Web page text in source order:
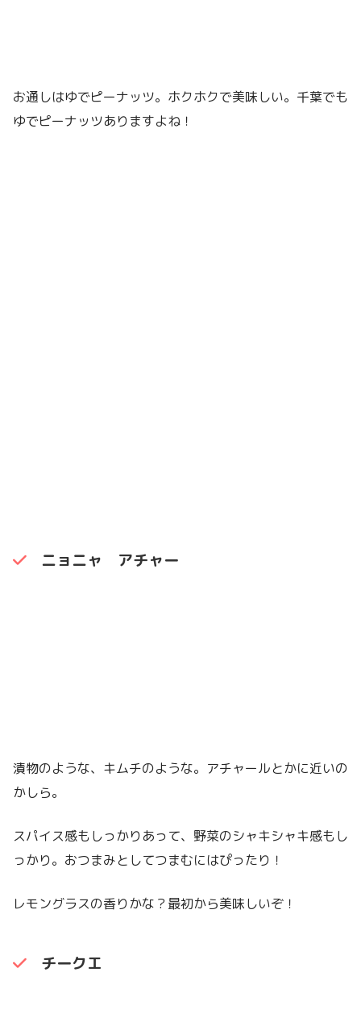
お通しはゆでピーナッツ。ホクホクで美味しい。千葉でも
ゆでピーナッツありますよね！
ニョニャ アチャー
漬物のような、キムチのような。アチャールとかに近いの
かしら。
スパイス感もしっかりあって、野菜のシャキシャキ感もし
っかり。おつまみとしてつまむにはぴったり！
レモングラスの香りかな？最初から美味しいぞ！
チークエ